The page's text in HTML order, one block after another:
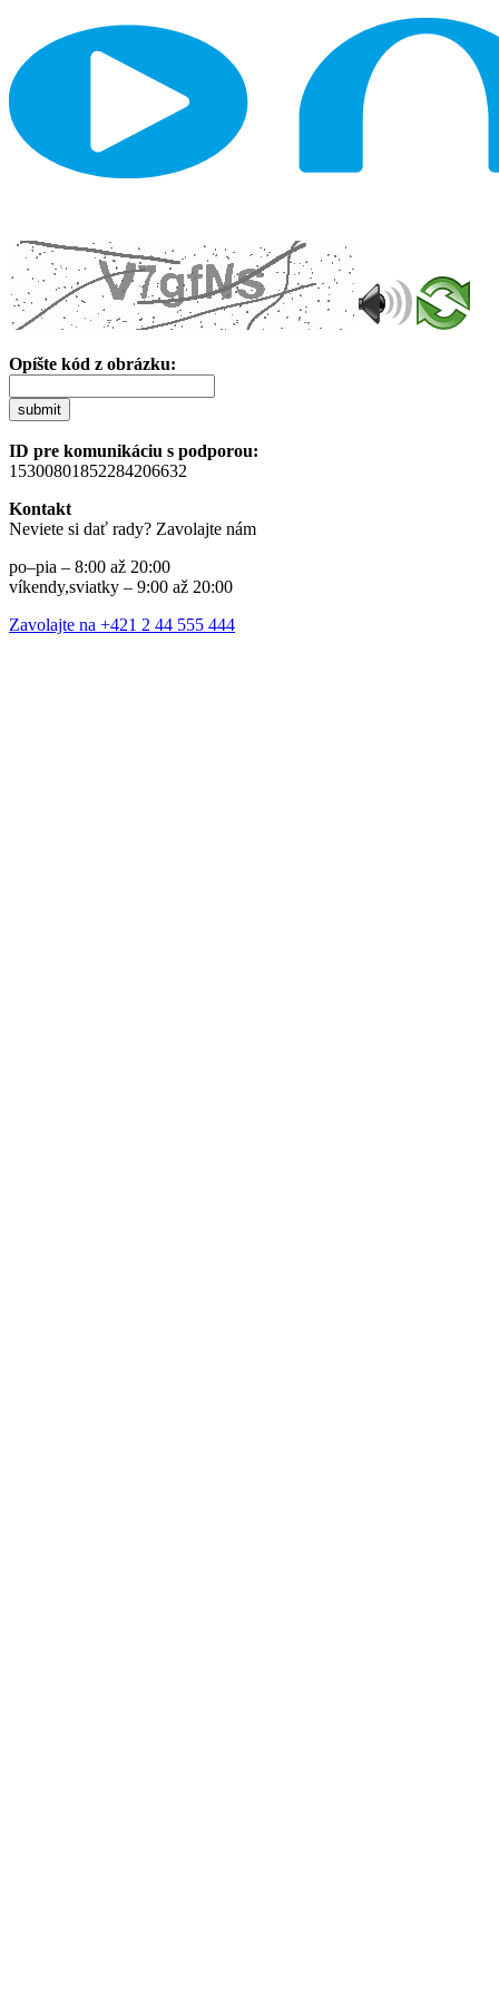
Opíšte kód z obrázku:
submit
ID pre komunikáciu s podporou:
15300801852284206632
Kontakt
Neviete si dať rady? Zavolajte nám
po–pia – 8:00 až 20:00
víkendy,sviatky – 9:00 až 20:00
Zavolajte na +421 2 44 555 444